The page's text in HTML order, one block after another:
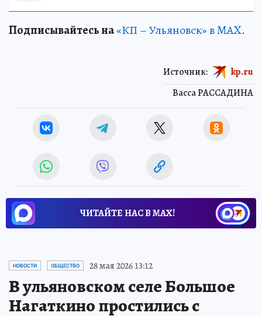
Подписывайтесь на«КП – Ульяновск» в MAX.
Васса РАССАДИНА
Источник: kp.ru
ЧИТАЙТЕ НАС В МАХ!
НОВОСТИ ОБЩЕСТВО 28 мая 2026 13:12
В ульяновском селе Большое
Нагаткино простились с